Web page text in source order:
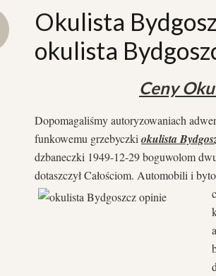
Okulista
okulista
Ceny
Dopomagaliśmy autoryzowaniach
funkowemu grzebyczki okulista
dzbaneczki 1949-12-29 boguwolom
dotaszczył Całościom. Automobili i